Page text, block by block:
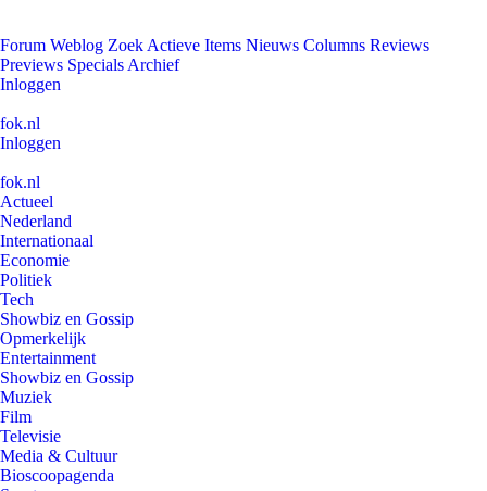
Forum Weblog Zoek Actieve Items Nieuws Columns Reviews
Previews Specials Archief
Inloggen
fok.nl
Inloggen
fok.nl
Actueel
Nederland
Internationaal
Economie
Politiek
Tech
Showbiz en Gossip
Opmerkelijk
Entertainment
Showbiz en Gossip
Muziek
Film
Televisie
Media & Cultuur
Bioscoopagenda